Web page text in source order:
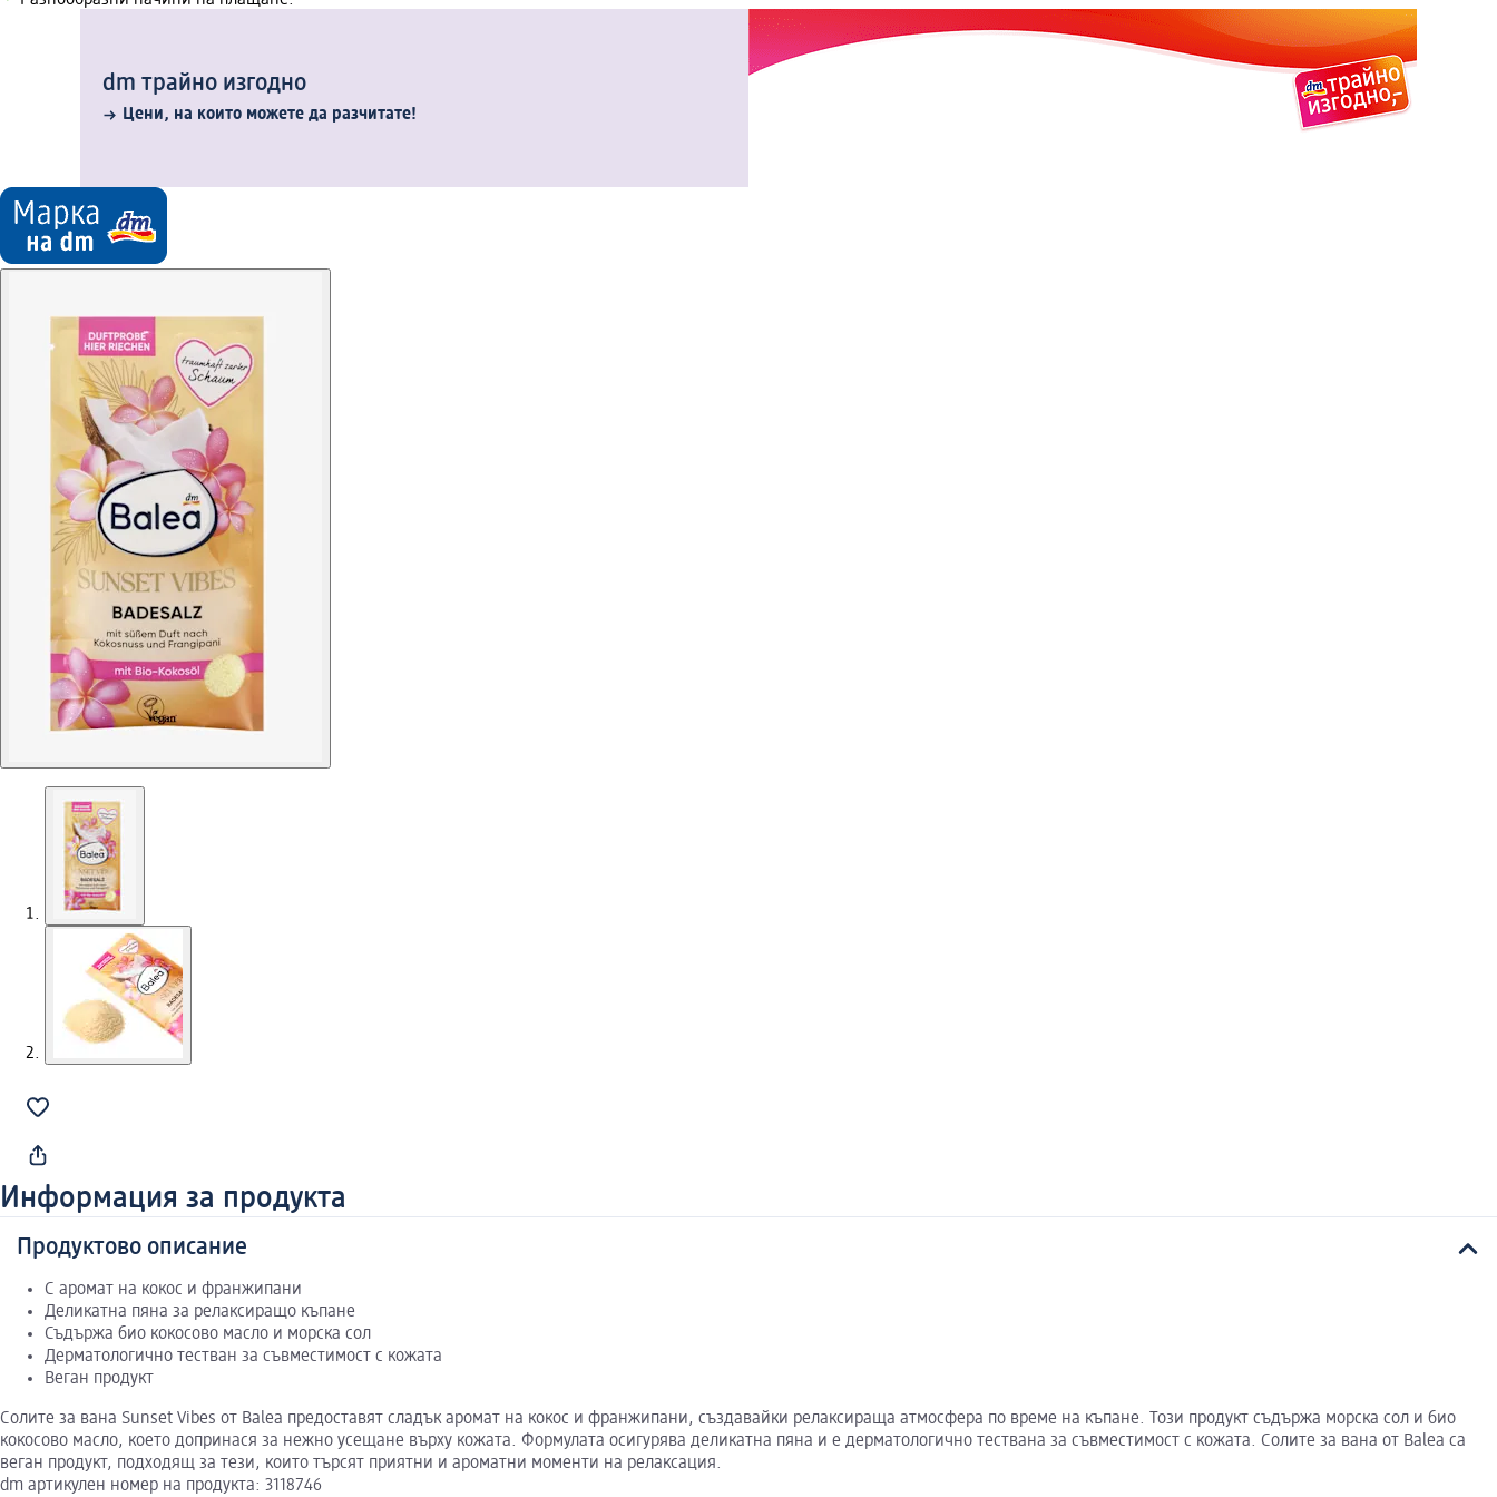
dm трайно изгодно
Цени, на които можете да разчитате!
Информация за продукта
Продуктово описание
C аромат на кокос и франжипани
Деликатна пяна за релаксиращо къпане
Съдържа био кокосово масло и морска сол
Дерматологично тестван за съвместимост с кожата
Веган продукт
Солите за вана Sunset Vibes от Balea предоставят сладък аромат на кокос и франжипани, създавайки релаксираща атмосфера по време на къпане. Този продукт съдържа морска сол и био
кокосово масло, което допринася за нежно усещане върху кожата. Формулата осигурява деликатна пяна и е дерматологично тествана за съвместимост с кожата. Солите за вана от Balea са
веган продукт, подходящ за тези, които търсят приятни и ароматни моменти на релаксация.
dm артикулен номер на продукта: 3118746